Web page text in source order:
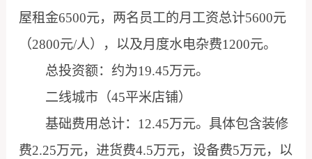
屋租金6500元，两名员工的月工资总计5600元
（2800元/人），以及月度水电杂费1200元。
总投资额：约为19.45万元。
二线城市（45平米店铺）
基础费用总计：12.45万元。具体包含装修
费2.25万元，进货费4.5万元，设备费5万元，以